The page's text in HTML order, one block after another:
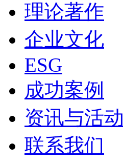
理论著作
企业文化
ESG
成功案例
资讯与活动
联系我们